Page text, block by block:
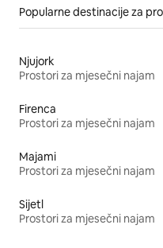
Popularne destinacije za
Njujork
Prostori za mjesečni najam
Firenca
Prostori za mjesečni najam
Majami
Prostori za mjesečni najam
Sijetl
Prostori za mjesečni najam